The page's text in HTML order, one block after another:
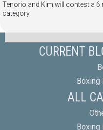
Tenorio and Kim will contest a 6
category.
CURRENT
Boxing
ALL
Boxing